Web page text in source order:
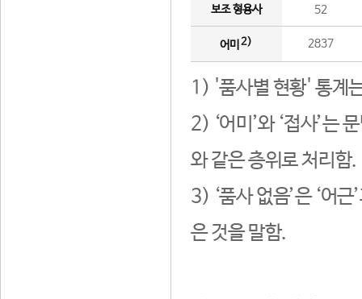
보조 형용사 52
어미 2) 2837
1) '품사별 현황' 통계
2) ‘어미’와 ‘접사’는
와 같은 층위로 처리함.
3) ‘품사 없음’은 ‘어
은 것을 말함.